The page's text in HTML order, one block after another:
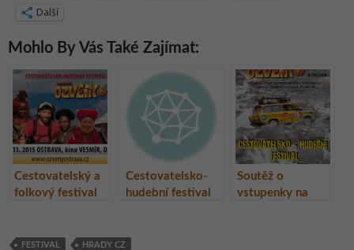
Další
Mohlo By Vás Také Zajímat:
Cestovatelský a
folkový festival
Cestovatelsko-
hudební festival
Soutěž o
vstupenky na
FESTIVAL HRADY CZ